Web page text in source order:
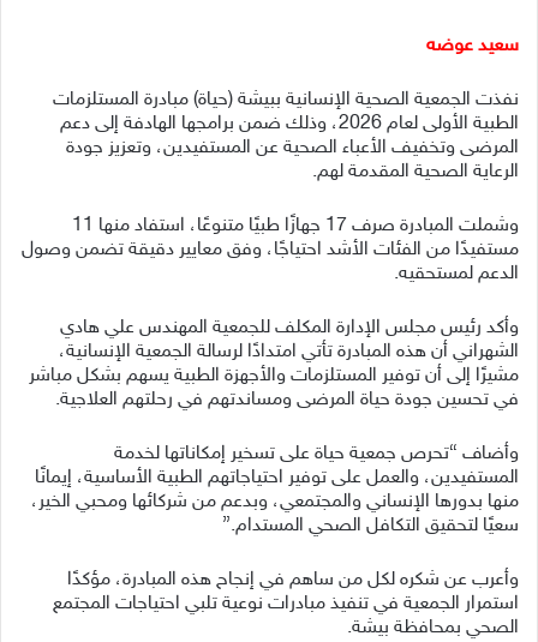
سعيد عوضه
نفذت الجمعية الصحية الإنسانية ببيشة (حياة) مبادرة المستلزمات
الطبية الأولى لعام 2026، وذلك ضمن برامجها الهادفة إلى دعم
المرضى وتخفيف الأعباء الصحية عن المستفيدين، وتعزيز جودة
الرعاية الصحية المقدمة لهم.
وشملت المبادرة صرف 17 جهازًا طبيًا متنوعًا، استفاد منها 11
مستفيدًا من الفئات الأشد احتياجًا، وفق معايير دقيقة تضمن وصول
الدعم لمستحقيه.
وأكد رئيس مجلس الإدارة المكلف للجمعية المهندس علي هادي
الشهراني أن هذه المبادرة تأتي امتدادًا لرسالة الجمعية الإنسانية،
مشيرًا إلى أن توفير المستلزمات والأجهزة الطبية يسهم بشكل مباشر
في تحسين جودة حياة المرضى ومساندتهم في رحلتهم العلاجية.
وأضاف “تحرص جمعية حياة على تسخير إمكاناتها لخدمة
المستفيدين، والعمل على توفير احتياجاتهم الطبية الأساسية، إيمانًا
منها بدورها الإنساني والمجتمعي، وبدعم من شركائها ومحبي الخير،
سعيًا لتحقيق التكافل الصحي المستدام.”
وأعرب عن شكره لكل من ساهم في إنجاح هذه المبادرة، مؤكدًا
استمرار الجمعية في تنفيذ مبادرات نوعية تلبي احتياجات المجتمع
الصحي بمحافظة بيشة.